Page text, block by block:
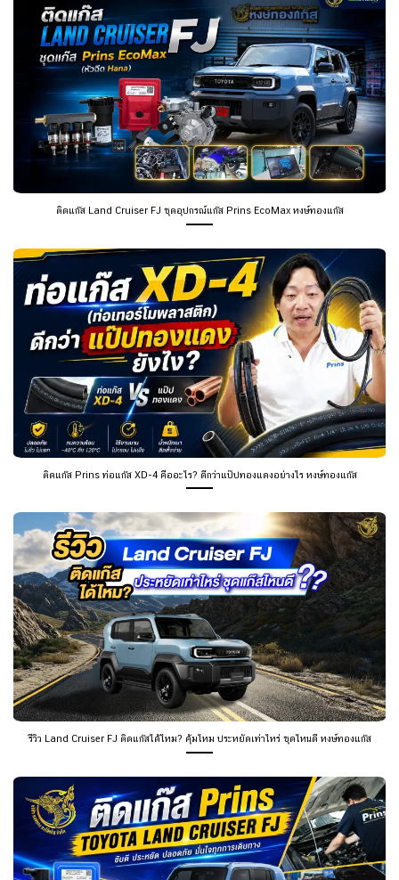
ติดแก๊ส Land Cruiser FJ ชุดอุปกรณ์แก๊ส Prins EcoMax หงษ์ทองแก๊ส
ติดแก๊ส Prins ท่อแก๊ส XD-4 คืออะไร? ดีกว่าแป๊ปทองแดงอย่างไร หงษ์ทองแก๊ส
รีวิว Land Cruiser FJ ติดแก๊สได้ไหม? คุ้มไหม ประหยัดเท่าไหร่ ชุดไหนดี หงษ์ทองแก๊ส